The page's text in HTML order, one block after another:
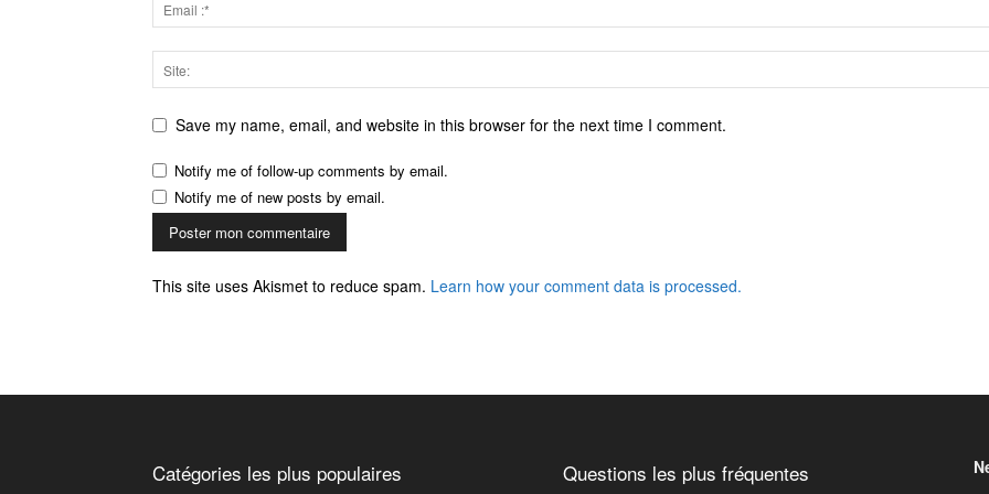
Save my name, email, and website in this browser for the next time I comment.
Notify me of follow-up comments by email.
Notify me of new posts by email.
This site uses Akismet to reduce spam. Learn how your comment data is processed.
Catégories les plus populaires Questions les plus fréquentes